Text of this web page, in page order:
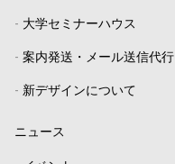
- 大学セミナーハウス
- 案内発送・メール送信代行
- 新デザインについて
ニュース